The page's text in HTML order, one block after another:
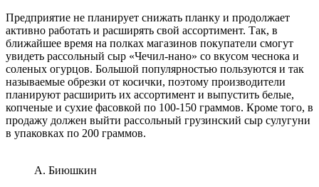
Предприятие не планирует снижать планку и продолжает
активно работать и расширять свой ассортимент. Так, в
ближайшее время на полках магазинов покупатели смогут
увидеть рассольный сыр «Чечил-нано» со вкусом чеснока и
соленых огурцов. Большой популярностью пользуются и так
называемые обрезки от косички, поэтому производители
планируют расширить их ассортимент и выпустить белые,
копченые и сухие фасовкой по 100-150 граммов. Кроме того, в
продажу должен выйти рассольный грузинский сыр сулугуни
в упаковках по 200 граммов.
А. Биюшкин